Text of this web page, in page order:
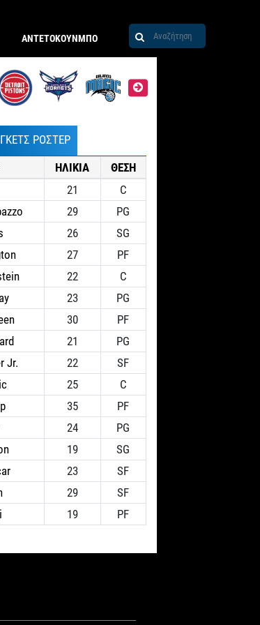
ΑΝΤΕΤΟΚΟΥΝΜΠΟ
ΡΟΣΤΕΡ
ΗΛΙΚΙΑ
ΘΕΣΗ
21
C
29
PG
26
SG
27
PF
22
C
23
PG
30
PF
21
PG
Jr.
22
SF
25
C
35
PF
24
PG
19
SG
23
SF
29
SF
19 PF